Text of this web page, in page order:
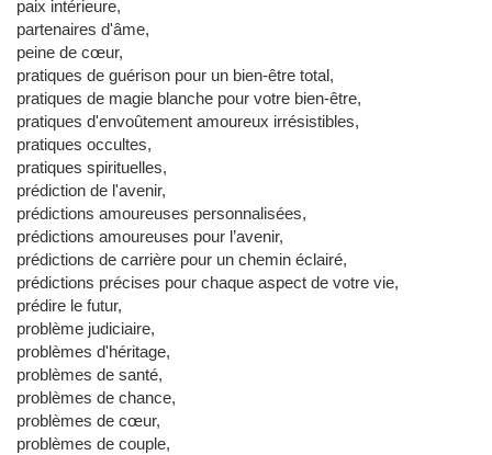
paix intérieure,
partenaires d'âme,
peine de cœur,
pratiques de guérison pour un bien-être total,
pratiques de magie blanche pour votre bien-être,
pratiques d'envoûtement amoureux irrésistibles,
pratiques occultes,
pratiques spirituelles,
prédiction de l'avenir,
prédictions amoureuses personnalisées,
prédictions amoureuses pour l’avenir,
prédictions de carrière pour un chemin éclairé,
prédictions précises pour chaque aspect de votre vie,
prédire le futur,
problème judiciaire,
problèmes d'héritage,
problèmes de santé,
problèmes de chance,
problèmes de cœur,
problèmes de couple,